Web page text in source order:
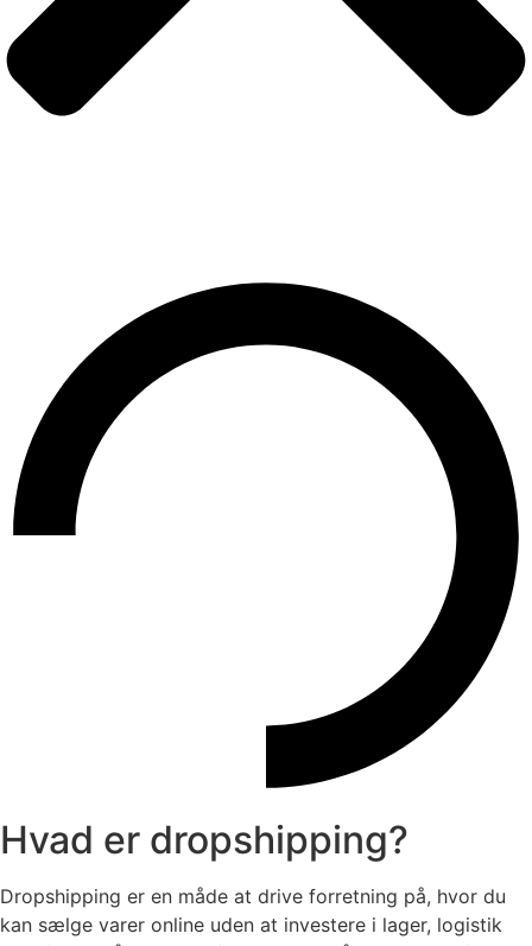
Hvad er dropshipping?
Dropshipping er en måde at drive forretning på, hvor du
kan sælge varer online uden at investere i lager, logistik